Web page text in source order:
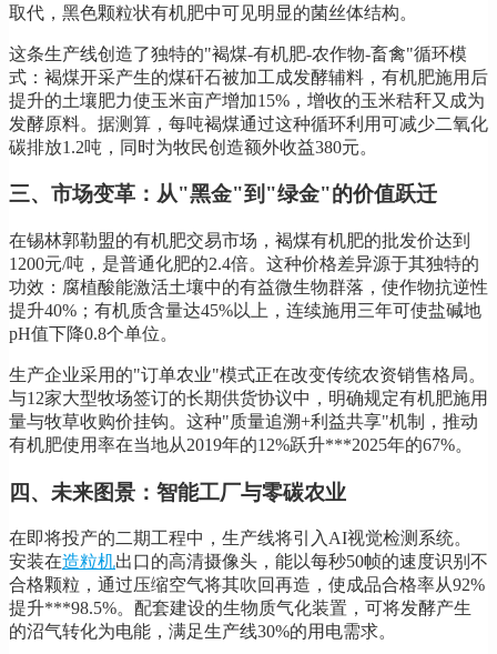
取代，黑色颗粒状有机肥中可见明显的菌丝体结构。
这条生产线创造了独特的"褐煤-有机肥-农作物-畜禽"循环模
式：褐煤开采产生的煤矸石被加工成发酵辅料，有机肥施用后
提升的土壤肥力使玉米亩产增加15%，增收的玉米秸秆又成为
发酵原料。据测算，每吨褐煤通过这种循环利用可减少二氧化
碳排放1.2吨，同时为牧民创造额外收益380元。
三、市场变革：从"黑金"到"绿金"的价值跃迁
在锡林郭勒盟的有机肥交易市场，褐煤有机肥的批发价达到
1200元/吨，是普通化肥的2.4倍。这种价格差异源于其独特的
功效：腐植酸能激活土壤中的有益微生物群落，使作物抗逆性
提升40%；有机质含量达45%以上，连续施用三年可使盐碱地
pH值下降0.8个单位。
生产企业采用的"订单农业"模式正在改变传统农资销售格局。
与12家大型牧场签订的长期供货协议中，明确规定有机肥施用
量与牧草收购价挂钩。这种"质量追溯+利益共享"机制，推动
有机肥使用率在当地从2019年的12%跃升***2025年的67%。
四、未来图景：智能工厂与零碳农业
在即将投产的二期工程中，生产线将引入AI视觉检测系统。
安装在造粒机出口的高清摄像头，能以每秒50帧的速度识别不
合格颗粒，通过压缩空气将其吹回再造，使成品合格率从92%
提升***98.5%。配套建设的生物质气化装置，可将发酵产生
的沼气转化为电能，满足生产线30%的用电需求。